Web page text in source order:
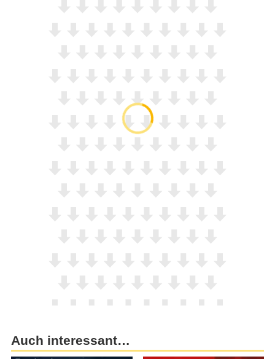
Auch interessant…